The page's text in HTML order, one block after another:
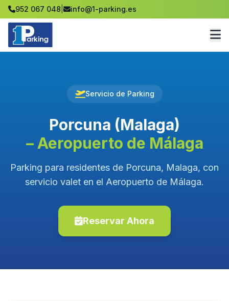
952 067 048 info@1-parking.es
Servicio de Parking
Porcuna (Malaga)
– Aeropuerto de Málaga
Parking para residentes de Porcuna, Malaga, con
servicio valet en el Aeropuerto de Málaga.
Reservar Ahora